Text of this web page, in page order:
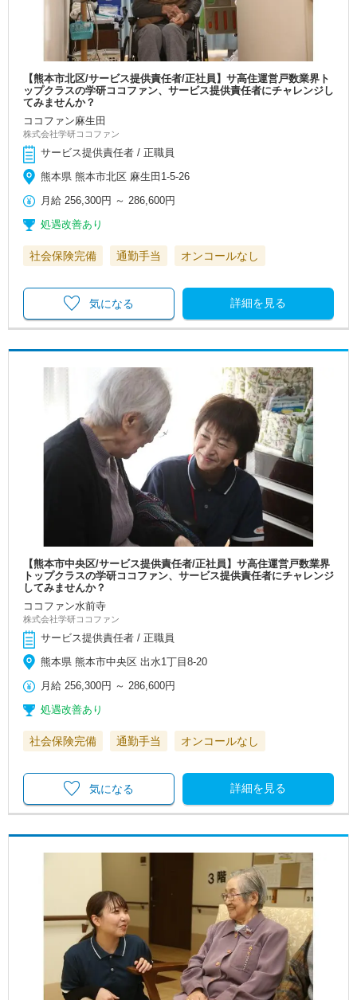
【熊本市北区/サービス提供責任者/正社員】サ高住運営戸数業界ト
ップクラスの学研ココファン、サービス提供責任者にチャレンジし
てみませんか？
ココファン麻生田
株式会社学研ココファン
サービス提供責任者 / 正職員
熊本県 熊本市北区 麻生田1-5-26
月給 256,300円 ～286,600円
処遇改善あり
社会保険完備 通勤手当 オンコールなし
詳細を見る
気になる
【熊本市中央区/サービス提供責任者/正社員】サ高住運営戸数業界
トップクラスの学研ココファン、サービス提供責任者にチャレンジ
してみませんか？
ココファン水前寺
株式会社学研ココファン
サービス提供責任者 / 正職員
熊本県 熊本市中央区 出水1丁目8-20
月給 256,300円 ～286,600円
処遇改善あり
社会保険完備 通勤手当 オンコールなし
詳細を見る
気になる